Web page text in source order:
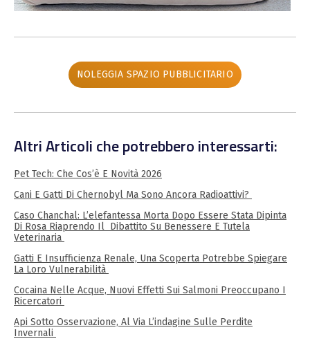
NOLEGGIA SPAZIO PUBBLICITARIO
Altri Articoli che potrebbero interessarti:
Pet Tech: Che Cos’è E Novità 2026
Cani E Gatti Di Chernobyl Ma Sono Ancora Radioattivi?
Caso Chanchal: L’elefantessa Morta Dopo Essere Stata Dipinta
Di Rosa Riaprendo Il Dibattito Su Benessere E Tutela
Veterinaria
Gatti E Insufficienza Renale, Una Scoperta Potrebbe Spiegare
La Loro Vulnerabilità
Cocaina Nelle Acque, Nuovi Effetti Sui Salmoni Preoccupano I
Ricercatori
Api Sotto Osservazione, Al Via L’indagine Sulle Perdite
Invernali